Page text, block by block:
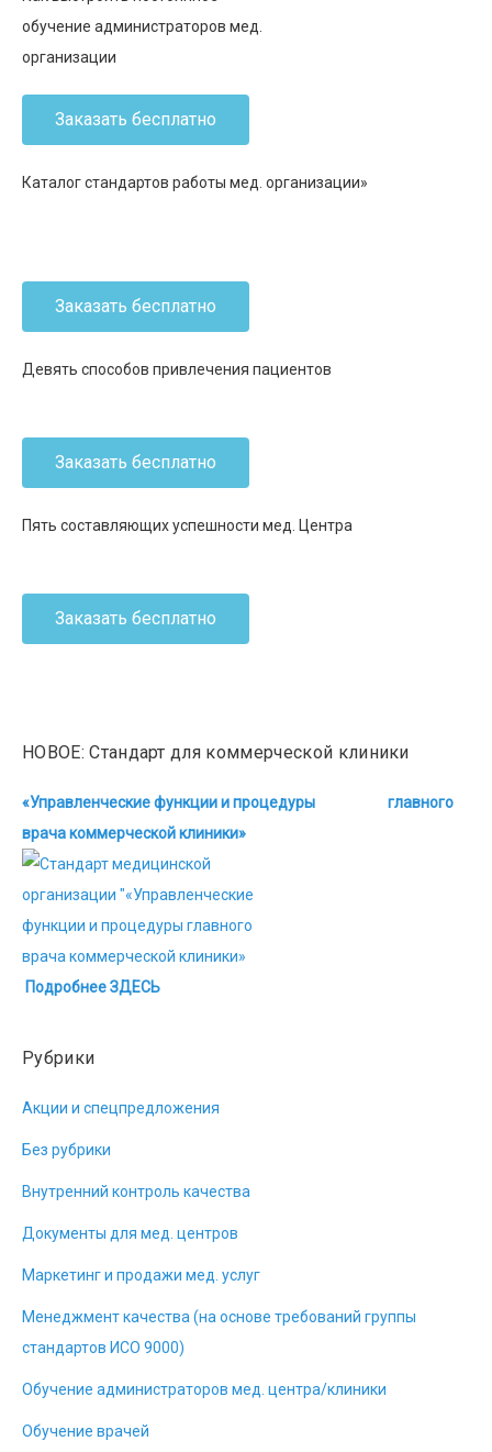
обучение администраторов мед.
организации
Заказать бесплатно
Каталог стандартов работы мед. организации»
Заказать бесплатно
Девять способов привлечения пациентов
Заказать бесплатно
Пять составляющих успешности мед. Центра
Заказать бесплатно
НОВОЕ: Стандарт для коммерческой клиники
«Управленческие функции и процедуры главного
врача коммерческой клиники»
Подробнее ЗДЕСЬ
Рубрики
Акции и спецпредложения
Без рубрики
Внутренний контроль качества
Документы для мед. центров
Маркетинг и продажи мед. услуг
Менеджмент качества (на основе требований группы
стандартов ИСО 9000)
Обучение администраторов мед. центра/клиники
Обучение врачей